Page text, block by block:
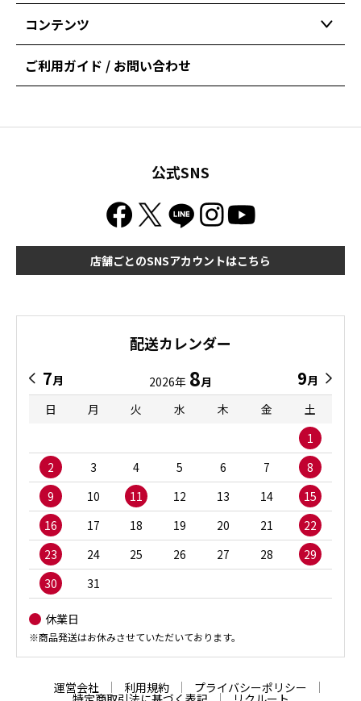
コンテンツ
ご利用ガイド / お問い合わせ
公式SNS
店舗ごとのSNSアカウントはこちら
配送カレンダー
7月 2026年 8月 9月
日
月 火 水 木 金
土
1
2
3 4 5 6 7
8
9
10 11 12 13 14
15
16
17 18 19 20 21
22
23
24 25 26 27 28
29
30
31
休業日
※商品発送はお休みさせていただいております。
運営会社 利用規約 プライバシーポリシー